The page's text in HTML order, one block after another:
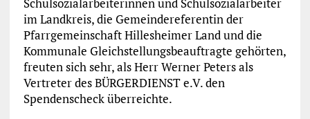
im Landkreis, die Gemeindereferentin der
Pfarrgemeinschaft Hillesheimer Land und die
Kommunale Gleichstellungsbeauftragte gehörten,
freuten sich sehr, als Herr Werner Peters als
Vertreter des BÜRGERDIENST e.V. den
Spendenscheck überreichte.